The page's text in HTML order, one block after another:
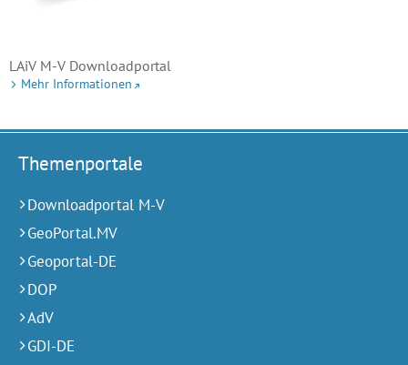
LAiV M-V Downloadportal
Mehr Informationen
Themenportale
Downloadportal M-V
GeoPortal.MV
Geoportal-DE
DOP
AdV
GDI-DE